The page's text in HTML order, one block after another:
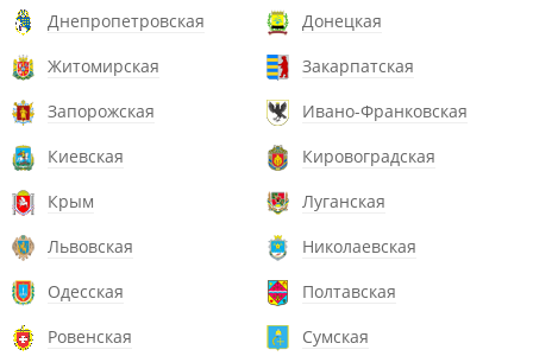
Днепропетровская
Донецкая
Житомирская
Закарпатская
Запорожская
Ивано-Франковская
Киевская
Кировоградская
Крым
Луганская
Львовская
Николаевская
Одесская
Полтавская
Ровенская
Сумская